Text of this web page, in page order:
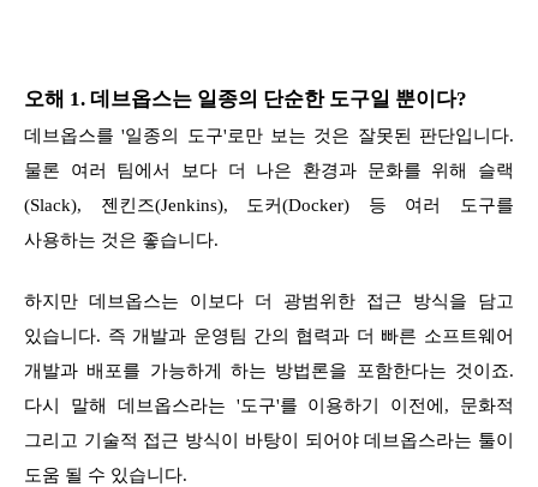
오해 1. 데브옵스는 일종의 단순한 도구일 뿐이다?
데브옵스를 '일종의 도구'로만 보는 것은 잘못된 판단입니다.
물론 여러 팀에서 보다 더 나은 환경과 문화를 위해 슬랙
(Slack), 젠킨즈(Jenkins), 도커(Docker) 등 여러 도구를
사용하는 것은 좋습니다.
하지만 데브옵스는 이보다 더 광범위한 접근 방식을 담고
있습니다. 즉 개발과 운영팀 간의 협력과 더 빠른 소프트웨어
개발과 배포를 가능하게 하는 방법론을 포함한다는 것이죠.
다시 말해 데브옵스라는 '도구'를 이용하기 이전에, 문화적
그리고 기술적 접근 방식이 바탕이 되어야 데브옵스라는 툴이
도움 될 수 있습니다.